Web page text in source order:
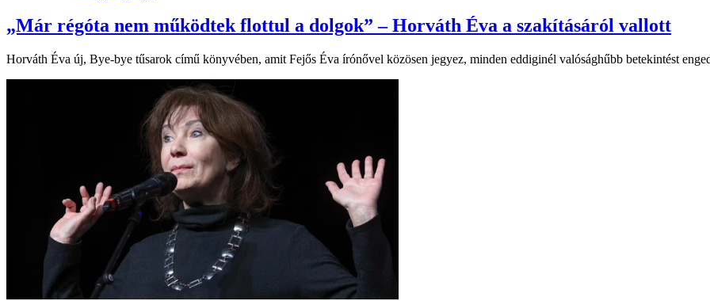
„Már régóta nem működtek flottul a dolgok” – Horváth Éva a szakításáról vallott
Horváth Éva új, Bye-bye tűsarok című könyvében, amit Fejős Éva írónővel közösen jegyez, minden eddiginél valósághűbb betekintést